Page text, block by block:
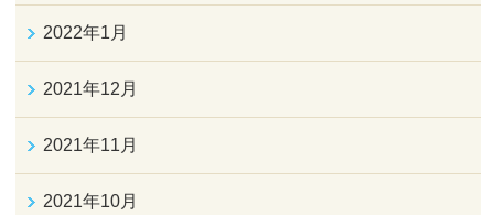
2022年1月
2021年12月
2021年11月
2021年10月